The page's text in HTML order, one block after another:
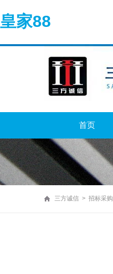
皇家88
首页
三方诚信 > 招标采购